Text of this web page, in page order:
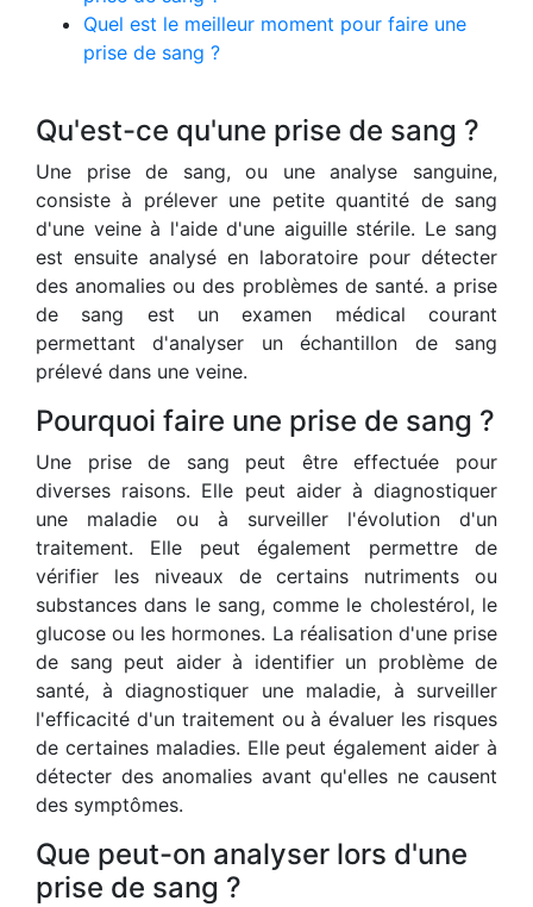
Quel est le meilleur moment pour faire une
prise de sang ?
Qu'est-ce qu'une prise de sang ?
Une prise de sang, ou une analyse sanguine,
consiste à prélever une petite quantité de sang
d'une veine à l'aide d'une aiguille stérile. Le sang
est ensuite analysé en laboratoire pour détecter
des anomalies ou des problèmes de santé. a prise
de sang est un examen médical courant
permettant d'analyser un échantillon de sang
prélevé dans une veine.
Pourquoi faire une prise de sang ?
Une prise de sang peut être effectuée pour
diverses raisons. Elle peut aider à diagnostiquer
une maladie ou à surveiller l'évolution d'un
traitement. Elle peut également permettre de
vérifier les niveaux de certains nutriments ou
substances dans le sang, comme le cholestérol, le
glucose ou les hormones. La réalisation d'une prise
de sang peut aider à identifier un problème de
santé, à diagnostiquer une maladie, à surveiller
l'efficacité d'un traitement ou à évaluer les risques
de certaines maladies. Elle peut également aider à
détecter des anomalies avant qu'elles ne causent
des symptômes.
Que peut-on analyser lors d'une
prise de sang ?